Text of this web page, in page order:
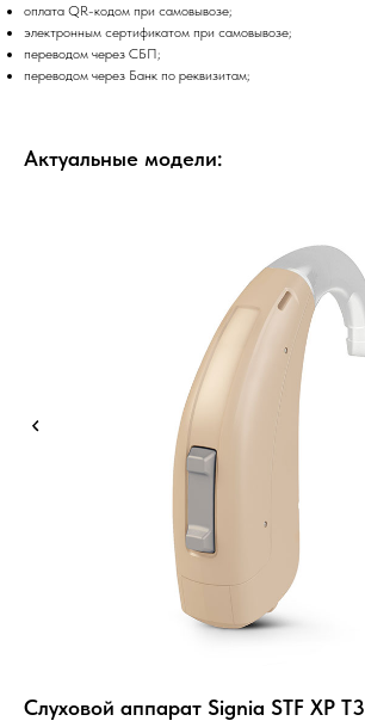
оплата QR-кодом при самовывозе;
электронным сертификатом при самовывозе;
переводом через СБП;
переводом через Банк по реквизитам;
Актуальные модели:
Слуховой аппарат Signia STF XP T3